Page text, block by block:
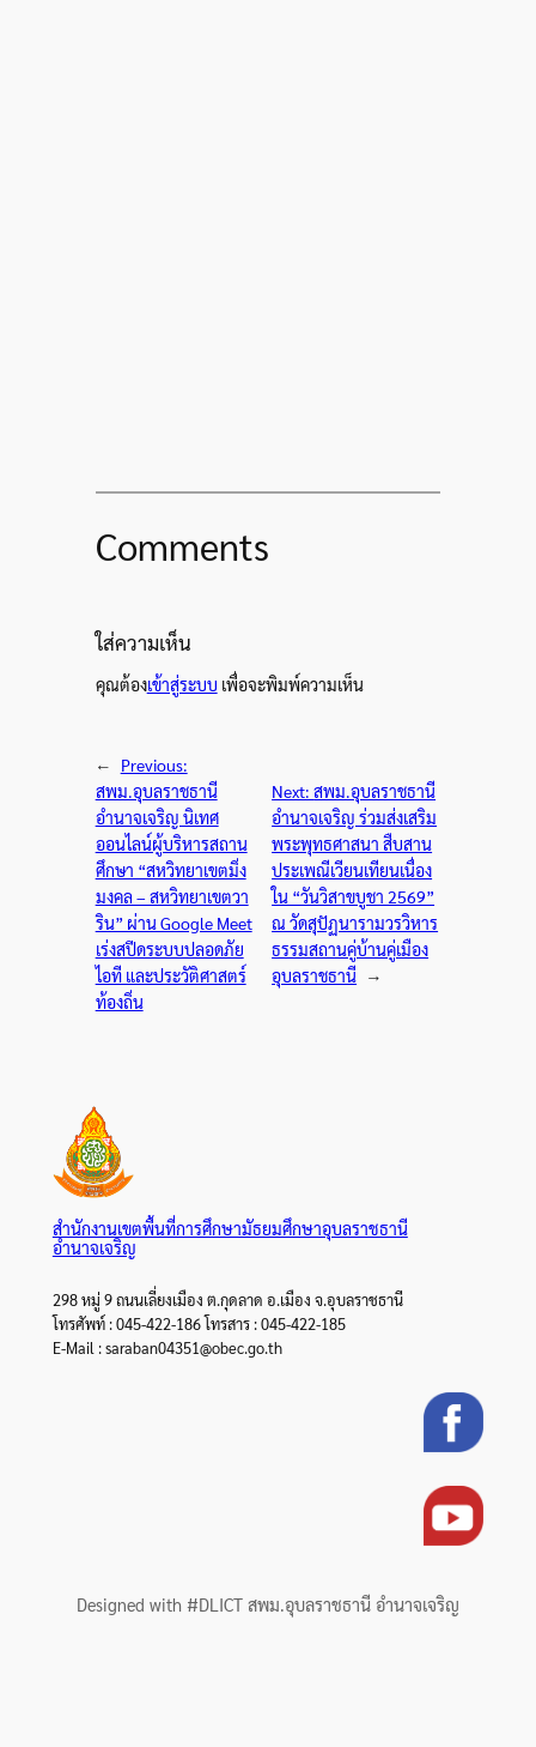
Comments
ใส่ความเห็น
คุณต้องเข้าสู่ระบบ เพื่อจะพิมพ์ความเห็น
←
Previous:
สพม.อุบลราชธานี
อำนาจเจริญ นิเทศ
ออนไลน์ผู้บริหารสถาน
ศึกษา “สหวิทยาเขตมิ่ง
มงคล – สหวิทยาเขตวา
ริน” ผ่าน Google Meet
เร่งสปีดระบบปลอดภัย
ไอที และประวัติศาสตร์
ท้องถิ่น
Next:สพม.อุบลราชธานี
อำนาจเจริญ ร่วมส่งเสริม
พระพุทธศาสนา สืบสาน
ประเพณีเวียนเทียนเนื่อง
ใน “วันวิสาขบูชา 2569”
ณ วัดสุปัฏนารามวรวิหาร
ธรรมสถานคู่บ้านคู่เมือง
อุบลราชธานี →
สำนักงานเขตพื้นที่การศึกษามัธยมศึกษาอุบลราชธานี
อำนาจเจริญ
298 หมู่ 9 ถนนเลี่ยงเมือง ต.กุดลาด อ.เมือง จ.อุบลราชธานี
โทรศัพท์ : 045-422-186 โทรสาร : 045-422-185
E-Mail : saraban04351@obec.go.th
Designed with #DLICT สพม.อุบลราชธานี อำนาจเจริญ